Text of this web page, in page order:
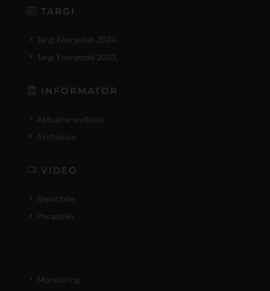
TARGI
Targi Energetab 2024.
Targi Energetab 2023.
INFORMATOR
Aktualne wydanie
Archiwum
VIDEO
Reportaże
Poradniki
Monitoring